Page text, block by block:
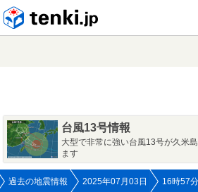
台風13号情報
大型で非常に強い台風13号が久米
ます
過去の地震情報 2025年07月03日 16時57